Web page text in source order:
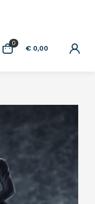
0
€ 0,00